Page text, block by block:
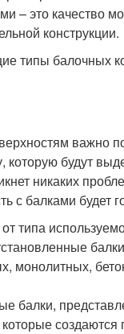
– это качество
конструкции.
типы балочных
важно
которую будут
никаких
с балками будет
типа
монолитных,
балки,
создаются